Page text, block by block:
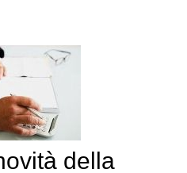
della